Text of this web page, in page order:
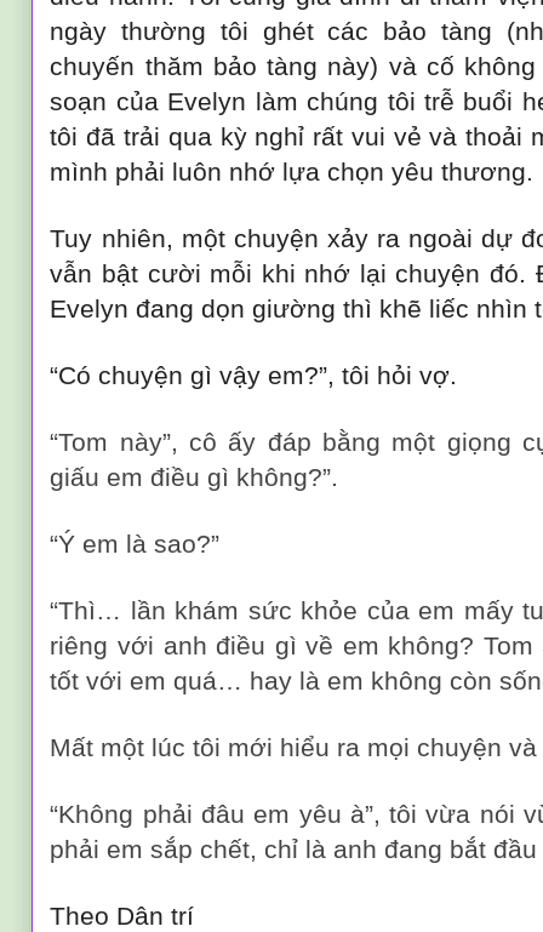
ngày thường tôi ghét các bảo tàng
chuyến thăm bảo tàng này) và cố
soạn của Evelyn làm chúng tôi trễ buổi
tôi đã trải qua kỳ nghỉ rất vui vẻ và thoải
mình phải luôn nhớ lựa chọn yêu thương.
Tuy nhiên, một chuyện xảy ra ngoài dự
vẫn bật cười mỗi khi nhớ lại chuyện đó.
Evelyn đang dọn giường thì khẽ liếc nhìn
“Có chuyện gì vậy em?”, tôi hỏi vợ.
“Tom này”, cô ấy đáp bằng một giọng
giấu em điều gì không?”.
“Ý em là sao?”
“Thì… lần khám sức khỏe của em mấy
riêng với anh điều gì về em không?
tốt với em quá… hay là em không còn
Mất một lúc tôi mới hiểu ra mọi chuyện
“Không phải đâu em yêu à”, tôi vừa nói
phải em sắp chết, chỉ là anh đang bắt
Theo Dân trí